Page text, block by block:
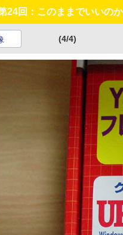
24回：このままでいいの
(4/4)